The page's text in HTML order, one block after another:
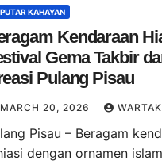
KAHAYAN
Kendaraan
Gema Takbir
Pulang Pisau
MARCH 20, 2026
Pisau – Beragam
dengan ornamen